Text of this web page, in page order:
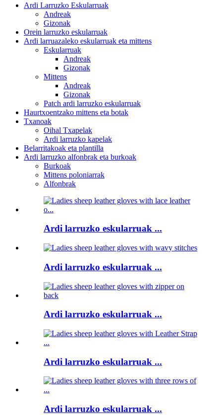
Ardi Larruzko Eskularruak
Andreak
Gizonak
Orein larruzko eskularruak
Ardi larruazaleko eskularruak eta mittens
Eskularruak
Andreak
Gizonak
Mittens
Andreak
Gizonak
Patch ardi larruzko eskularruak
Haurtxoentzako mittens eta botak
Txanoak
Oihal Txapelak
Ardi larruzko kapelak
Belarritakoak eta plantilla
Ardi larruzko alfonbrak eta burkoak
Burkoak
Mittens poloniarrak
Alfonbrak
Ardi larruzko eskularruak ...
Ardi larruzko eskularruak ...
Ardi larruzko eskularruak ...
Ardi larruzko eskularruak ...
Ardi larruzko eskularruak ...